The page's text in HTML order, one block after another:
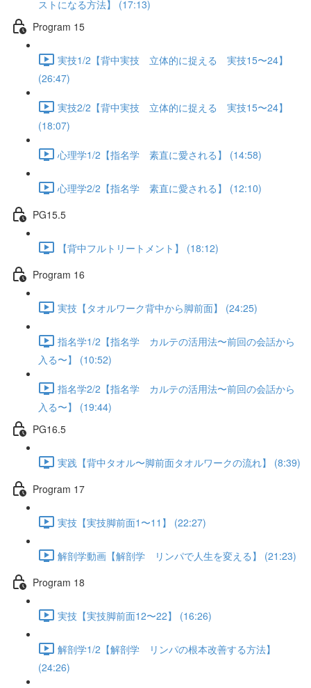
ストになる方法】 (17:13)
Program 15
実技1/2【背中実技 立体的に捉える 実技15〜24】
(26:47)
実技2/2【背中実技 立体的に捉える 実技15〜24】
(18:07)
心理学1/2【指名学 素直に愛される】 (14:58)
心理学2/2【指名学 素直に愛される】 (12:10)
PG15.5
【背中フルトリートメント】 (18:12)
Program 16
実技【タオルワーク背中から脚前面】 (24:25)
指名学1/2【指名学 カルテの活用法〜前回の会話から
入る〜】 (10:52)
指名学2/2【指名学 カルテの活用法〜前回の会話から
入る〜】 (19:44)
PG16.5
実践【背中タオル〜脚前面タオルワークの流れ】 (8:39)
Program 17
実技【実技脚前面1〜11】 (22:27)
解剖学動画【解剖学 リンパで人生を変える】 (21:23)
Program 18
実技【実技脚前面12〜22】 (16:26)
解剖学1/2【解剖学 リンパの根本改善する方法】
(24:26)